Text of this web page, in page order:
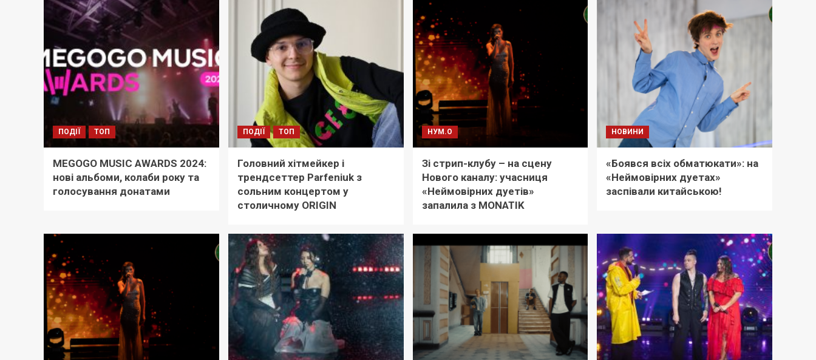
ПОДІЇ ТОП
MEGOGO MUSIC AWARDS 2024:
нові альбоми, колаби року та
голосування донатами
ПОДІЇ ТОП
Головний хітмейкер і
трендсеттер Parfeniuk з
сольним концертом у
столичному ORIGIN
НУМ.О
Зі стрип-клубу – на сцену
Нового каналу: учасниця
«Неймовірних дуетів»
запалила з MONATIK
НОВИНИ
«Боявся всіх обматюкати»: на
«Неймовірних дуетах»
заспівали китайською!